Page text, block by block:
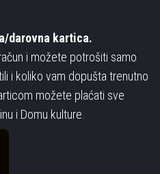
darovna kartica.
i možete potrošiti samo
i koliko vam dopušta trenutno
možete plaćati sve
i Domu kulture.